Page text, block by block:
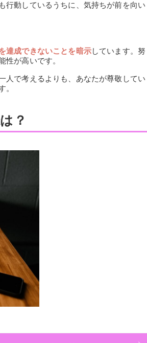
行動しているうちに、気持ちが前を向い
達成できないことを暗示しています。努
性が高いです。
人で考えるよりも、あなたが尊敬してい
。
？